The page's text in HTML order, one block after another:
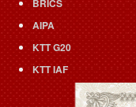
BRICS
AIPA
KTT G20
KTT IAF